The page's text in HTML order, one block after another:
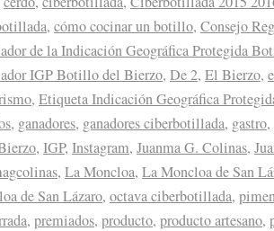
, cómo cocinar un botillo, Consejo
de la Indicación Geográfica Protegida
IGP Botillo del Bierzo, De 2, El Bierzo,
, Etiqueta Indicación Geográfica
, ganadores, ganadores ciberbotillada, gastro,
, IGP, Instagram, Juanma G. Colinas,
, La Moncloa, La Moncloa de San
de San Lázaro, octava ciberbotillada,
, premiados, producto, producto artesano,